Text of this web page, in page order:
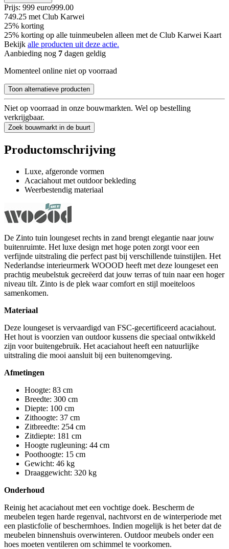
Prijs: 999 euro999.00
749.25 met Club Karwei
25% korting
25% korting op alle tuinmeubelen alleen met de Club Karwei Kaart
Bekijk alle producten uit deze actie.
Aanbieding nog 7 dagen geldig
Momenteel online niet op voorraad
Toon alternatieve producten
Niet op voorraad in onze bouwmarkten. Wel op bestelling
verkrijgbaar.
Zoek bouwmarkt in de buurt
Productomschrijving
Luxe, afgeronde vormen
Acaciahout met outdoor bekleding
Weerbestendig materiaal
De Zinto tuin loungeset rechts in zand brengt elegantie naar jouw
buitenruimte. Het luxe design met hoge poten zorgt voor een
verfijnde uitstraling die perfect past bij verschillende tuinstijlen. Het
Nederlandse interieurmerk WOOOD heeft met deze loungeset een
prachtig meubelstuk gecreëerd dat jouw terras of tuin naar een hoger
niveau tilt. Zinto is de plek waar comfort en stijl moeiteloos
samenkomen.
Materiaal
Deze loungeset is vervaardigd van FSC-gecertificeerd acaciahout.
Het hout is voorzien van outdoor kussens die speciaal ontwikkeld
zijn voor buitengebruik. Het acaciahout heeft een natuurlijke
uitstraling die mooi aansluit bij een buitenomgeving.
Afmetingen
Hoogte: 83 cm
Breedte: 300 cm
Diepte: 100 cm
Zithoogte: 37 cm
Zitbreedte: 254 cm
Zitdiepte: 181 cm
Hoogte rugleuning: 44 cm
Poothoogte: 15 cm
Gewicht: 46 kg
Draaggewicht: 320 kg
Onderhoud
Reinig het acaciahout met een vochtige doek. Bescherm de
meubelen tegen harde regenval, nachtvorst en de winterperiode met
een plasticfolie of beschermhoes. Indien mogelijk is het beter dat de
meubelen binnenshuis overwinteren. Outdoor meubels onder een
hoes moeten ventileren om schimmel te voorkomen.